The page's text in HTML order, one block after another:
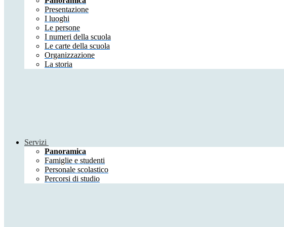
Presentazione
I luoghi
Le persone
I numeri della scuola
Le carte della scuola
Organizzazione
La storia
Servizi
Panoramica
Famiglie e studenti
Personale scolastico
Percorsi di studio